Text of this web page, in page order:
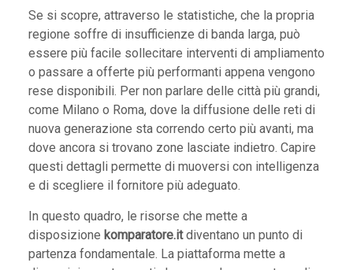
Se si scopre, attraverso le statistiche, che la propria
regione soffre di insufficienze di banda larga, può
essere più facile sollecitare interventi di ampliamento
o passare a offerte più performanti appena vengono
rese disponibili. Per non parlare delle città più grandi,
come Milano o Roma, dove la diffusione delle reti di
nuova generazione sta correndo certo più avanti, ma
dove ancora si trovano zone lasciate indietro. Capire
questi dettagli permette di muoversi con intelligenza
e di scegliere il fornitore più adeguato.
In questo quadro, le risorse che mette a
disposizione komparatore.itdiventano un punto di
partenza fondamentale. La piattaforma mette a